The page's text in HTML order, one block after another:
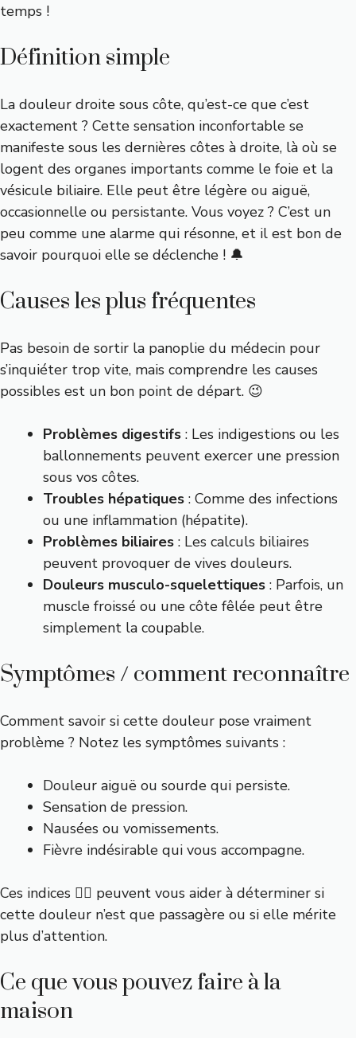
temps !
Définition simple
La douleur droite sous côte, qu’est-ce que c’est
exactement ? Cette sensation inconfortable se
manifeste sous les dernières côtes à droite, là où se
logent des organes importants comme le foie et la
vésicule biliaire. Elle peut être légère ou aiguë,
occasionnelle ou persistante. Vous voyez ? C’est un
peu comme une alarme qui résonne, et il est bon de
savoir pourquoi elle se déclenche ! 🔔
Causes les plus fréquentes
Pas besoin de sortir la panoplie du médecin pour
s’inquiéter trop vite, mais comprendre les causes
possibles est un bon point de départ. 😉
Problèmes digestifs : Les indigestions ou les
ballonnements peuvent exercer une pression
sous vos côtes.
Troubles hépatiques : Comme des infections
ou une inflammation (hépatite).
Problèmes biliaires : Les calculs biliaires
peuvent provoquer de vives douleurs.
Douleurs musculo-squelettiques : Parfois, un
muscle froissé ou une côte fêlée peut être
simplement la coupable.
Symptômes / comment reconnaître
Comment savoir si cette douleur pose vraiment
problème ? Notez les symptômes suivants :
Douleur aiguë ou sourde qui persiste.
Sensation de pression.
Nausées ou vomissements.
Fièvre indésirable qui vous accompagne.
Ces indices 🕵️‍♀️ peuvent vous aider à déterminer si
cette douleur n’est que passagère ou si elle mérite
plus d’attention.
Ce que vous pouvez faire à la
maison